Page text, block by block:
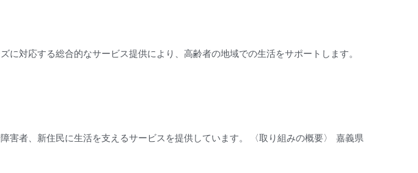
対応する総合的なサービス提供により、高齢者の地域での生活をサポートします。
者、新住民に生活を支えるサービスを提供しています。 〈取り組みの概要〉 嘉義県